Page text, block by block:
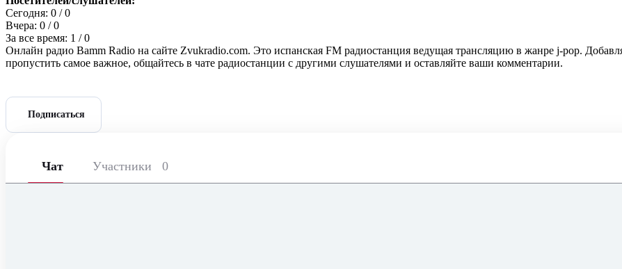
Сегодня: 0 / 0
Вчера: 0 / 0
За все время: 1 / 0
Онлайн радио Bamm Radio на сайте Zvukradio.com. Это испанская FM радиостанция ведущая трансляцию в жанре j-pop.
пропустить самое важное, общайтесь в чате радиостанции с другими слушателями и оставляйте ваши комментарии.
Подписаться
Чат Участники 0